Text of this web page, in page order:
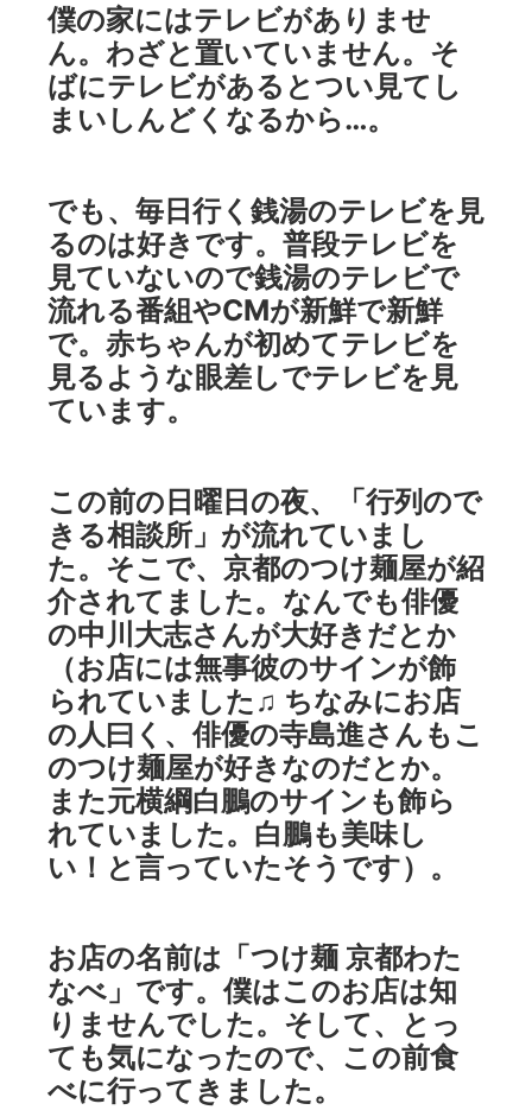
僕の家にはテレビがありませ
ん。わざと置いていません。そ
ばにテレビがあるとつい見てし
まいしんどくなるから…。
でも、毎日行く銭湯のテレビを見
るのは好きです。普段テレビを
見ていないので銭湯のテレビで
流れる番組やCMが新鮮で新鮮
で。赤ちゃんが初めてテレビを
見るような眼差しでテレビを見
ています。
この前の日曜日の夜、「行列ので
きる相談所」が流れていまし
た。そこで、京都のつけ麺屋が紹
介されてました。なんでも俳優
の中川大志さんが大好きだとか
（お店には無事彼のサインが飾
られていました♫ ちなみにお店
の人曰く、俳優の寺島進さんもこ
のつけ麺屋が好きなのだとか。
また元横綱白鵬のサインも飾ら
れていました。白鵬も美味し
い！と言っていたそうです）。
お店の名前は「つけ麺 京都わた
なべ」です。僕はこのお店は知
りませんでした。そして、とっ
ても気になったので、この前食
べに行ってきました。